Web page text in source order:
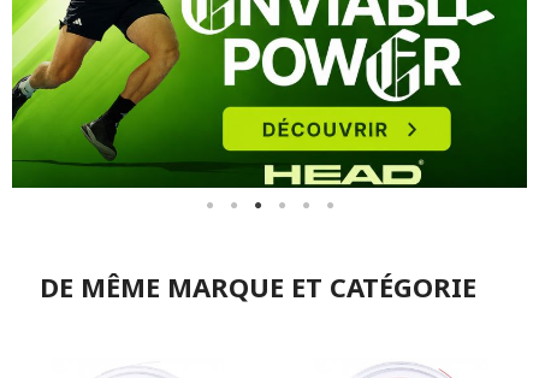
DE MÊME MARQUE ET CATÉGORIE